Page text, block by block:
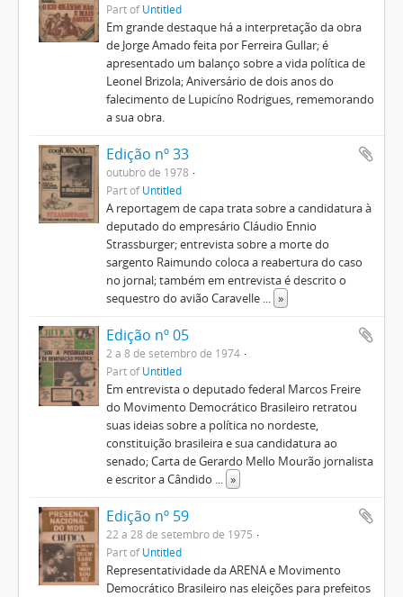
Part ofUntitled
Em grande destaque há a interpretação da obra
de Jorge Amado feita por Ferreira Gullar; é
apresentado um balanço sobre a vida política de
Leonel Brizola; Aniversário de dois anos do
falecimento de Lupicíno Rodrigues, rememorando
a sua obra.
Edição nº 33
outubro de 1978
Part ofUntitled
A reportagem de capa trata sobre a candidatura à
deputado do empresário Cláudio Ennio
Strassburger; entrevista sobre a morte do
sargento Raimundo coloca a reabertura do caso
no jornal; também em entrevista é descrito o
sequestro do avião Caravelle
»
Edição nº 05
2 a 8 de setembro de 1974
Part ofUntitled
Em entrevista o deputado federal Marcos Freire
do Movimento Democrático Brasileiro retratou
suas ideias sobre a política no nordeste,
constituição brasileira e sua candidatura ao
senado; Carta de Gerardo Mello Mourão jornalista
e escritor a Cândido
»
Edição nº 59
22 a 28 de setembro de 1975
Part ofUntitled
Representatividade da ARENA e Movimento
Democrático Brasileiro nas eleições para prefeitos